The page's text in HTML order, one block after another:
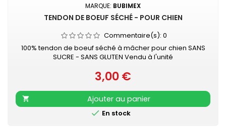
MARQUE: BUBIMEX
TENDON DE BOEUF SÉCHÉ - POUR CHIEN
Commentaire(s): 0
100% tendon de boeuf séché à mâcher pour chien SANS
SUCRE - SANS GLUTEN Vendu à l'unité
Prix
3,00 €

Ajouter au panier
 En stock